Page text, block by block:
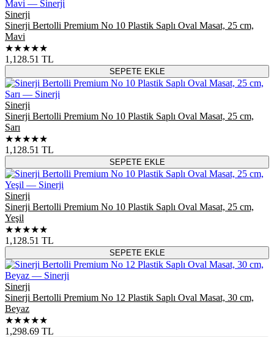
Sinerji
Sinerji Bertolli Premium No 10 Plastik Saplı Oval Masat, 25 cm,
Mavi
★★★★★
1,128.51 TL
SEPETE EKLE
Sinerji
Sinerji Bertolli Premium No 10 Plastik Saplı Oval Masat, 25 cm,
Sarı
★★★★★
1,128.51 TL
SEPETE EKLE
Sinerji
Sinerji Bertolli Premium No 10 Plastik Saplı Oval Masat, 25 cm,
Yeşil
★★★★★
1,128.51 TL
SEPETE EKLE
Sinerji
Sinerji Bertolli Premium No 12 Plastik Saplı Oval Masat, 30 cm,
Beyaz
★★★★★
1,298.69 TL